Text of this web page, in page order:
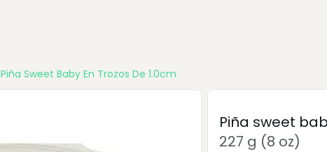
Piña Sweet Baby En Trozos De 1.0cm
Piña sweet
227 g (8 oz)